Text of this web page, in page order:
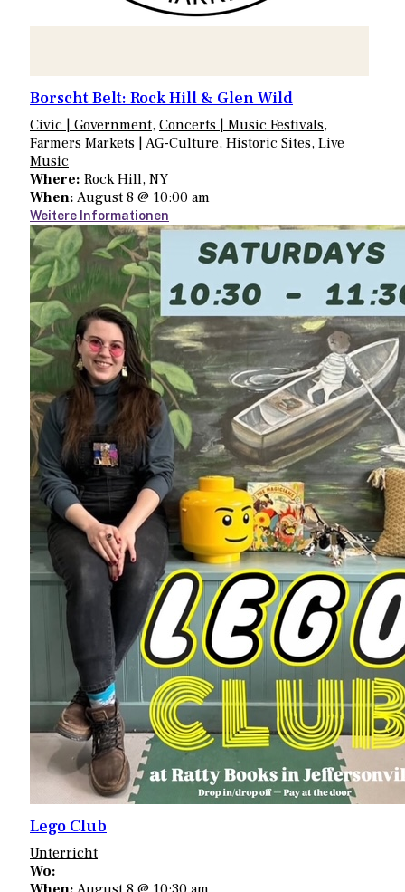
Borscht Belt: Rock Hill & Glen Wild
Civic | Government, Concerts | Music Festivals,
Farmers Markets | AG-Culture, Historic Sites, Live
Music
Where: Rock Hill, NY
When: August 8 @ 10:00 am
Weitere Informationen
Lego Club
Unterricht
Wo: